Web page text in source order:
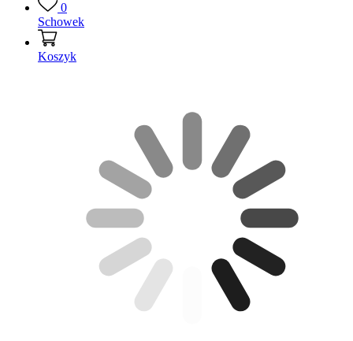
0
Schowek
Koszyk